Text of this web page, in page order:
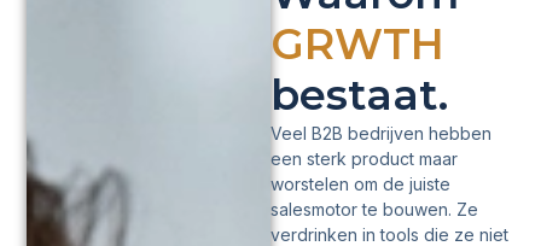
GRWTH
bestaat.
Veel B2B bedrijven hebben
een sterk product maar
worstelen om de juiste
salesmotor te bouwen. Ze
verdrinken in tools die ze niet